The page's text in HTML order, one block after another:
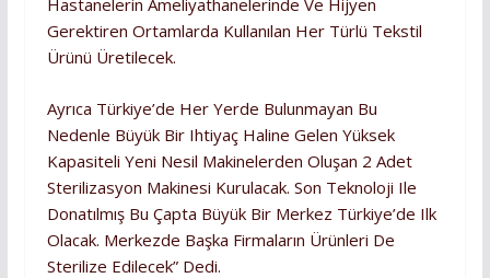
Hastanelerin Ameliyathanelerinde Ve Hijyen
Gerektiren Ortamlarda Kullanılan Her Türlü Tekstil
Ürünü Üretilecek.
Ayrıca Türkiye’de Her Yerde Bulunmayan Bu
Nedenle Büyük Bir Ihtiyaç Haline Gelen Yüksek
Kapasiteli Yeni Nesil Makinelerden Oluşan 2 Adet
Sterilizasyon Makinesi Kurulacak. Son Teknoloji Ile
Donatılmış Bu Çapta Büyük Bir Merkez Türkiye’de Ilk
Olacak. Merkezde Başka Firmaların Ürünleri De
Sterilize Edilecek” Dedi.